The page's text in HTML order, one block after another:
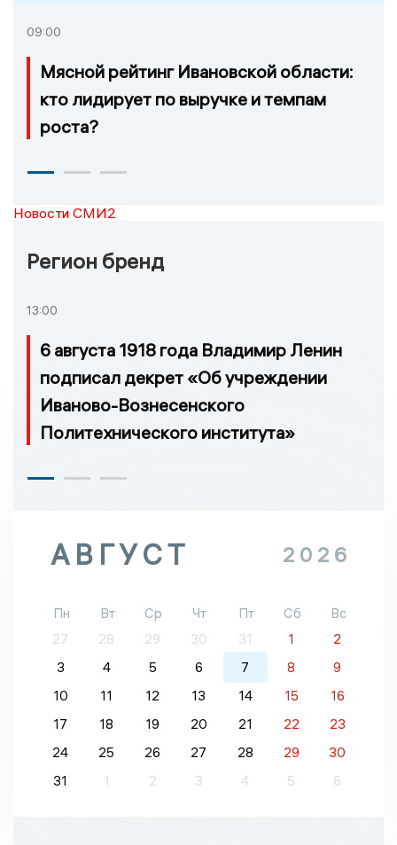
09:00
Мясной рейтинг Ивановской области:
кто лидирует по выручке и темпам
роста?
Новости СМИ2
Регион бренд
13:00
6 августа 1918 года Владимир Ленин
подписал декрет «Об учреждении
Иваново-Вознесенского
Политехнического института»
АВГУСТ 2026
Пн Вт Ср Чт Пт Сб
Вс
27
28 29 30 31 1
2
3
4 5 6 7 8
9
10
11 12 13 14 15
16
17
18 19 20 21 22
23
24
25 26 27 28 29
30
31
1 2 3 4 5 6